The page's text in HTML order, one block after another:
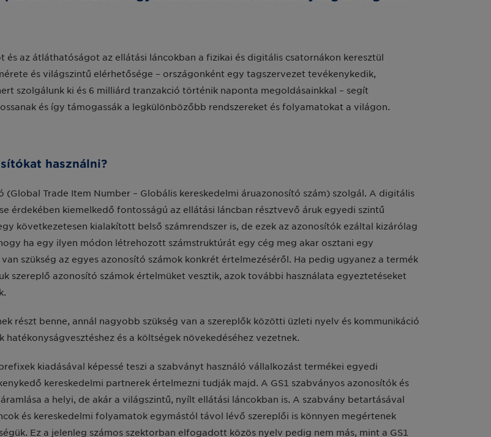
az átláthatóságot az ellátási láncokban a fizikai és digitális csatornákon keresztül
és világszintű elérhetősége – országonként egy tagszervezet tevékenykedik,
szolgálunk ki és 6 milliárd tranzakció történik naponta megoldásainkkal – segít
és így támogassák a legkülönbözőbb rendszereket és folyamatokat a világon.
használni?
Trade Item Number – Globális kereskedelmi áruazonosító szám) szolgál. A digitális
érdekében kiemelkedő fontosságú az ellátási láncban résztvevő áruk egyedi szintű
következetesen kialakított belső számrendszer is, de ezek az azonosítók ezáltal kizárólag
ha egy ilyen módon létrehozott számstruktúrát egy cég meg akar osztani egy
szükség az egyes azonosító számok konkrét értelmezéséről. Ha pedig ugyanez a termék
szereplő azonosító számok értelmüket vesztik, azok további használata egyeztetéseket
részt benne, annál nagyobb szükség van a szereplők közötti üzleti nyelv és kommunikáció
és a költségek növekedéséhez vezetnek.
kiadásával képessé teszi a szabványt használó vállalkozást termékei egyedi
kereskedelmi partnerek értelmezni tudják majd. A GS1 szabványos azonosítók és
a helyi, de akár a világszintű, nyílt ellátási láncokban is. A szabvány betartásával
és kereskedelmi folyamatok egymástól távol lévő szereplői is könnyen megértenek
Ez a jelenleg számos szektorban elfogadott közös nyelv pedig nem más, mint a GS1